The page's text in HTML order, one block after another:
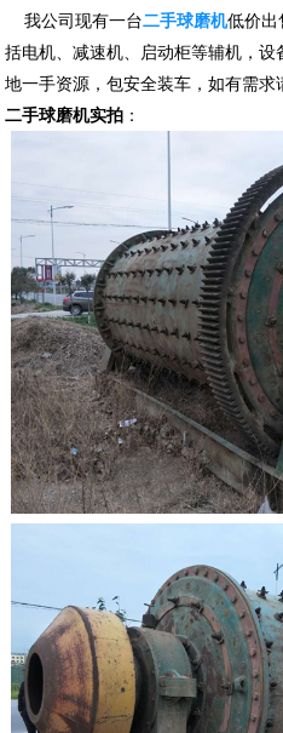
我公司现有一台二手球磨机低价出
括电机、减速机、启动柜等辅机，
地一手资源，包安全装车，如有需求
二手球磨机实拍 ：